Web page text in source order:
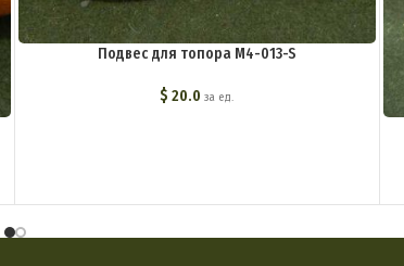
Подвес для топора M4-013-S
$ 20.0 за ед.